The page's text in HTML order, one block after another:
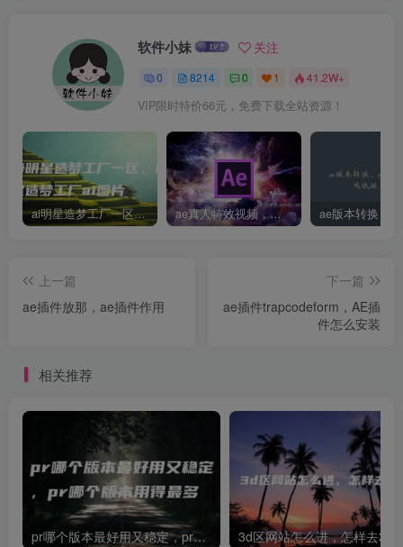
软件小妹 关注
0 8214 0 1 41.2W+
VIP限时特价66元，免费下载全站资源！
ai明星造梦工厂一区，明星造梦工厂ai图片 ae真人特效视频，大学生第一次做ppt怎么做
上一篇
ae插件放那，ae插件作用
下一篇
ae插件trapcodeform，AE插
件怎么安装
相关推荐
pr哪个版本最好用又稳定，pr哪个版本用得最多 3d区网站怎么进，怎样去3d